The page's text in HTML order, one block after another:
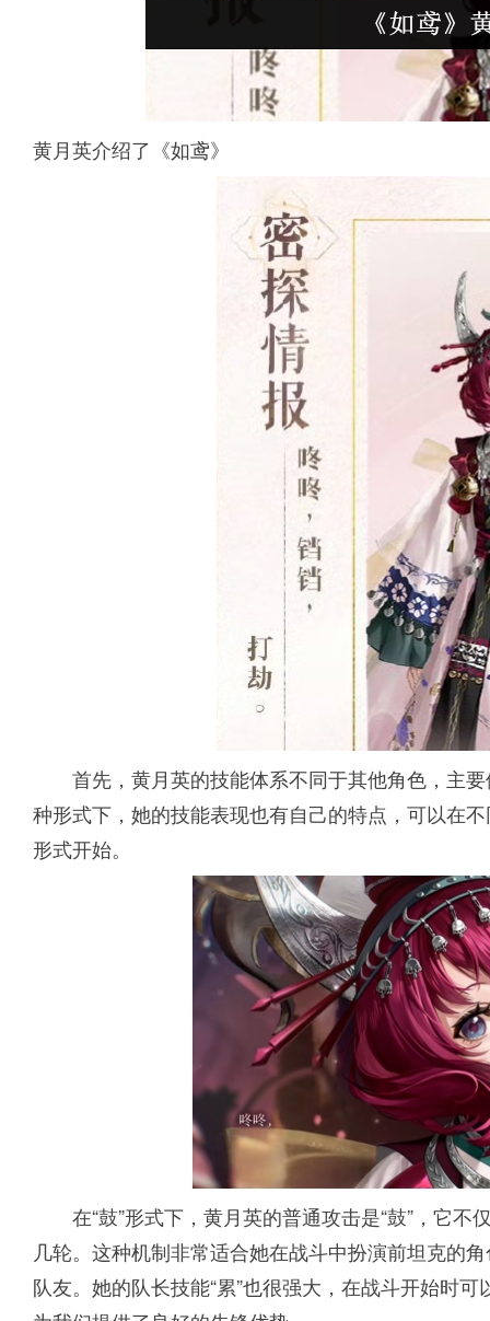
黄月英介绍了《如鸢》
首先，黄月英的技能体系不同于其他角色，主
种形式下，她的技能表现也有自己的特点，可以在
形式开始。
在“鼓”形式下，黄月英的普通攻击是“鼓”，它
几轮。这种机制非常适合她在战斗中扮演前坦克的
队友。她的队长技能“累”也很强大，在战斗开始时